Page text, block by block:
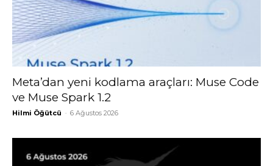
Meta’dan yeni kodlama araçları: Muse Code
ve Muse Spark 1.2
Hilmi Öğütcü - 6 Ağustos 2026